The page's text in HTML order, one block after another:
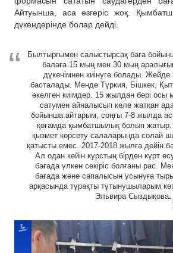
Айтуынша, аса өзгеріс жоқ.
дүкендерінде болар дейді.
Былтырғымен салыстырсақ баға
балаға 15 мың мен 30 мың
дүкенімнен киінуге болады. Жейде
басталады. Менде Түркия, Бішкек,
әкелген киімдер. 15 жылдан бері осы
сатумен айналысып келе жатқан
бойынша айтарым, соңғы 7-8 жылда
қоғамда қымбатшылық болып жатыр.
қызмет көрсету салаларында солай
қатысты емес. 2017-2018 жылға дейін
Ал одан кейін курстың бірден күрт
бағада үлкен секіріс болғаны рас.
бағада және сапалысын ұсынуға
арқасында тұрақты тұтынушыларым
Эльвира Сыздықова.